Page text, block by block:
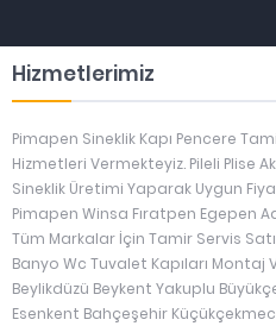
Hizmetlerimiz
Pimapen Sineklik Kapı Pencere
Hizmetleri Vermekteyiz. Pileli Plise
Sineklik Üretimi Yaparak Uygun
Pimapen Winsa Fıratpen Egepen
Tüm Markalar İçin Tamir Servis
Banyo Wc Tuvalet Kapıları Montaj
Beylikdüzü Beykent Yakuplu
Esenkent Bahçeşehir